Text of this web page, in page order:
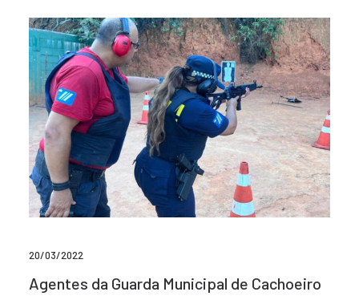
20/03/2022
Agentes da Guarda Municipal de Cachoeiro